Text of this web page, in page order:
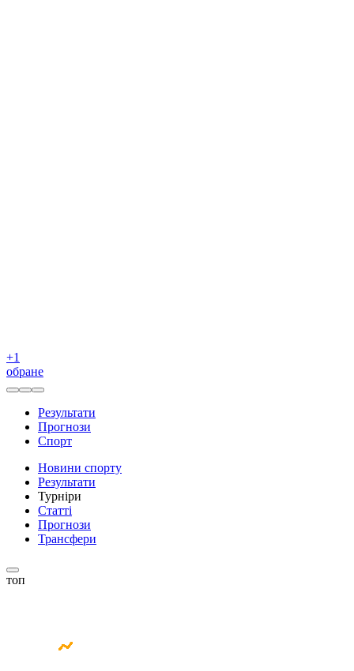
+1
обране
Результати
Прогнози
Спорт
Новини спорту
Результати
Турніри
Статті
Прогнози
Трансфери
топ